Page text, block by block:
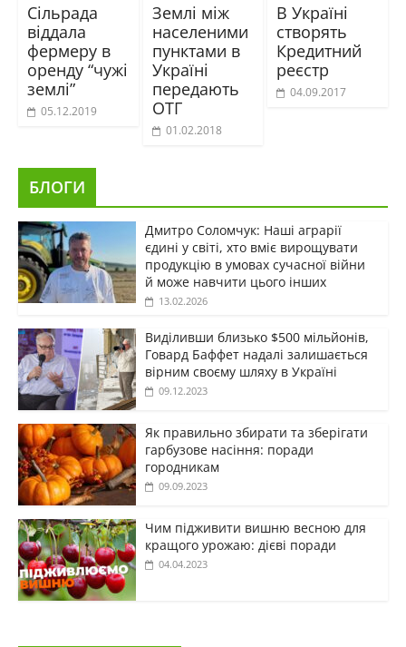
Сільрада
віддала
фермеру в
оренду “чужі
землі”
05.12.2019
Землі між
населеними
пунктами в
Україні
передають
ОТГ
01.02.2018
В Україні
створять
Кредитний
реєстр
04.09.2017
БЛОГИ
Дмитро Соломчук: Наші аграрії
єдині у світі, хто вміє вирощувати
продукцію в умовах сучасної війни
й може навчити цього інших
13.02.2026
Виділивши близько $500 мільйонів,
Говард Баффет надалі залишається
вірним своєму шляху в Україні
09.12.2023
Як правильно збирати та зберігати
гарбузове насіння: поради
городникам
09.09.2023
Чим підживити вишню весною для
кращого урожаю: дієві поради
04.04.2023